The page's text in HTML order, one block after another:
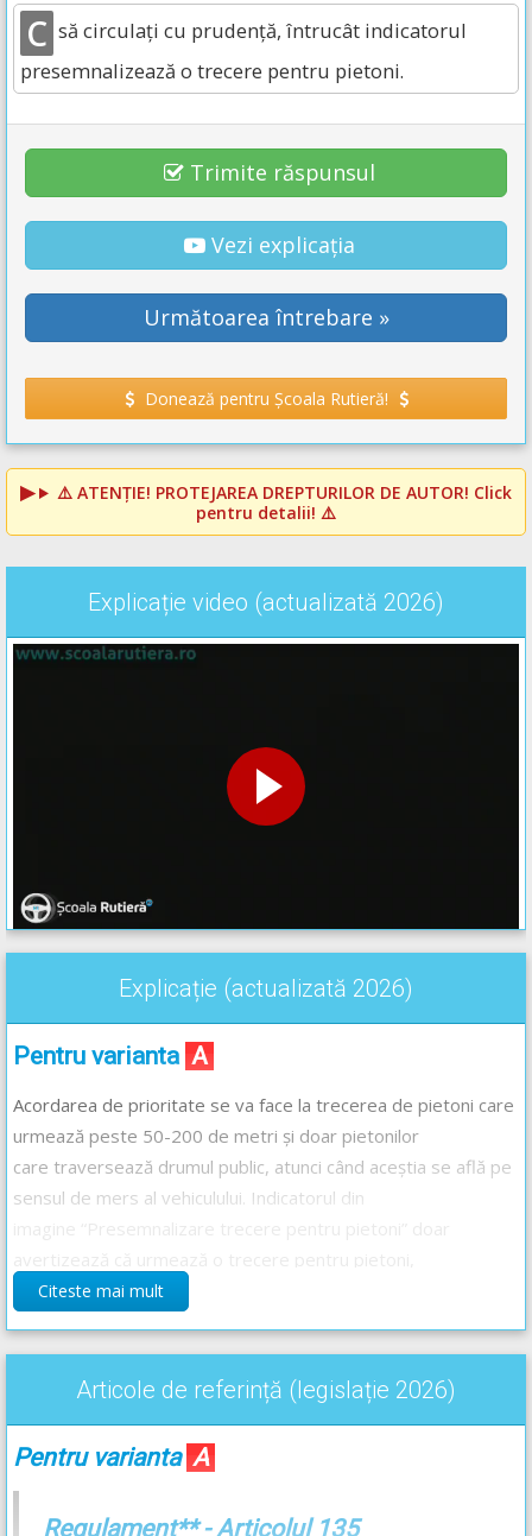
C să circulați cu prudență, întrucât indicatorul
presemnalizează o trecere pentru pietoni.
Trimite răspunsul
Vezi explicația
Următoarea întrebare »
Donează pentru Școala Rutieră!
⚠️ ATENȚIE! PROTEJAREA DREPTURILOR DE AUTOR! Click
pentru detalii! ⚠️
Explicație video (actualizată 2026)
Explicație (actualizată 2026)
Pentru varianta A
Acordarea de prioritate se va face la trecerea de pietoni care
urmează peste 50-200 de metri și doar pietonilor
care traversează drumul public, atunci când aceștia se află pe
sensul de mers al vehiculului. Indicatorul din
acestanuobligă la acordarea de prioritate.
Legislația rutieră nu prevede, ca măsură, să claxonați, pentru
a avertiza pietonii. Claxonarea se va folosi pentru a preveni un
sonoră, precum claxonarea, este permisă doar de la o
Citeste mai mult
Articole de referință (legislație 2026)
Pentru varianta A
Regulament** - Articolul 135